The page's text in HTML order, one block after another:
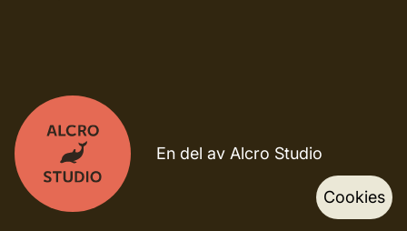
En del av Alcro Studio
Cookies